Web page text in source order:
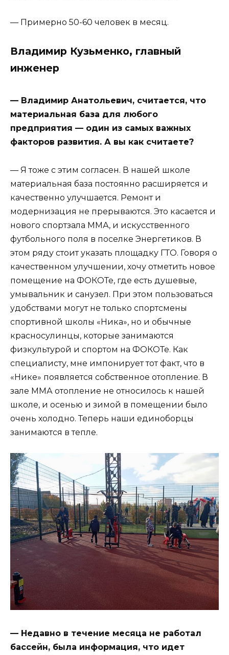
— Примерно 50-60 человек в месяц.
Владимир Кузьменко, главный
инженер
— Владимир Анатольевич, считается, что
материальная база для любого
предприятия — один из самых важных
факторов развития. А вы как считаете?
— Я тоже с этим согласен. В нашей школе
материальная база постоянно расширяется и
качественно улучшается. Ремонт и
модернизация не прерываются. Это касается и
нового спортзала ММА, и искусственного
футбольного поля в поселке Энергетиков. В
этом ряду стоит указать площадку ГТО. Говоря о
качественном улучшении, хочу отметить новое
помещение на ФОКОТе, где есть душевые,
умывальник и санузел. При этом пользоваться
удобствами могут не только спортсмены
спортивной школы «Ника», но и обычные
красносулинцы, которые занимаются
физкультурой и спортом на ФОКОТе. Как
специалисту, мне импонирует тот факт, что в
«Нике» появляется собственное отопление. В
зале ММА отопление не относилось к нашей
школе, и осенью и зимой в помещении было
очень холодно. Теперь наши единоборцы
занимаются в тепле.
— Недавно в течение месяца не работал
бассейн, была информация, что идет